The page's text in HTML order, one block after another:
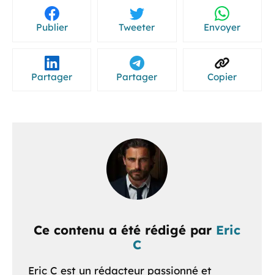
Publier Tweeter Envoyer
Partager Partager Copier
Ce contenu a été rédigé par Eric
C
Eric C est un rédacteur passionné et